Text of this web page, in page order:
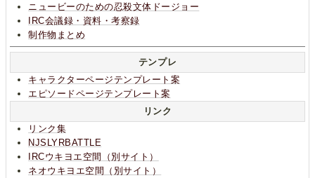
ニュービーのための忍殺文体ドージョー
IRC会議録・資料・考察録
制作物まとめ
テンプレ
キャラクターページテンプレート案
エピソードページテンプレート案
リンク
リンク集
NJSLYRBATTLE
IRCウキヨエ空間（別サイト）
ネオウキヨエ空間（別サイト）